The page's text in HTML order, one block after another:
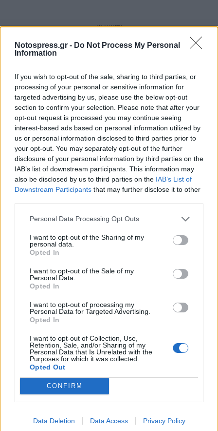
Notospress.gr - Do Not Process My Personal
Information
If you wish to opt-out of the sale, sharing to third parties, or
processing of your personal or sensitive information for
targeted advertising by us, please use the below opt-out
section to confirm your selection. Please note that after your
opt-out request is processed you may continue seeing
interest-based ads based on personal information utilized by
us or personal information disclosed to third parties prior to
your opt-out. You may separately opt-out of the further
disclosure of your personal information by third parties on the
IAB’s list of downstream participants. This information may
also be disclosed by us to third parties on the IAB’s List of
Downstream Participants that may further disclose it to other
Personal Data Processing Opt Outs
I want to opt-out of the Sharing of my
personal data.
Opted In
I want to opt-out of the Sale of my
Personal Data.
Opted In
I want to opt-out of processing my
Personal Data for Targeted Advertising.
Opted In
I want to opt-out of Collection, Use,
Retention, Sale, and/or Sharing of my
Personal Data that Is Unrelated with the
Purposes for which it was collected.
Opted Out
CONFIRM
Data Deletion Data Access Privacy Policy
Ροή Ειδήσεων
Πελοπόννησο